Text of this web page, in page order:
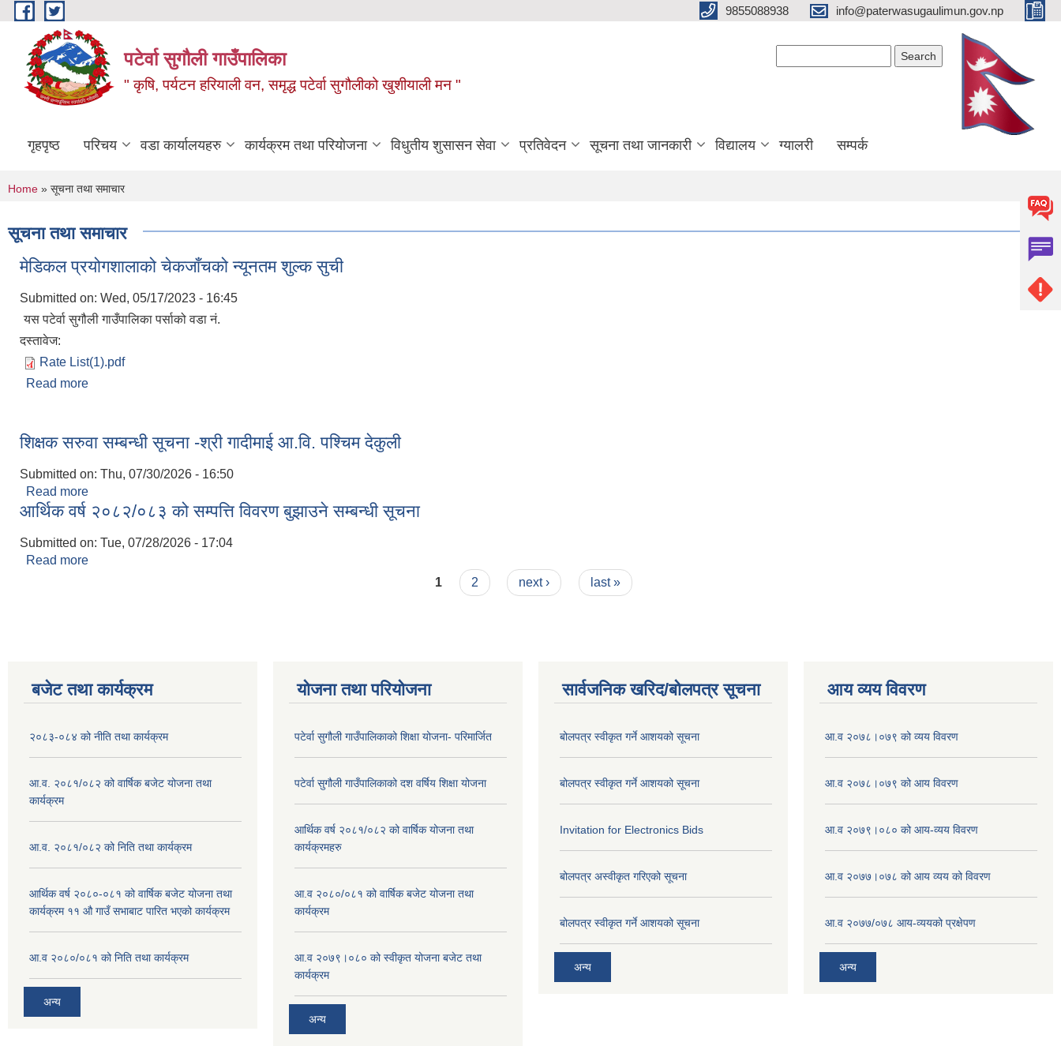
Skip to main content 9855088938 info@paterwasugaulimun.gov.np
पटेर्वा सुगौली गाउँपालिका
" कृषि, पर्यटन हरियाली वन, समृद्ध पटेर्वा सुगौलीको खुशीयाली मन "
गृहपृष्ठ परिचय वडा कार्यालयहरु कार्यक्रम तथा परियोजना विधुतीय शुसासन सेवा प्रतिवेदन सूचना तथा जानकारी विद्यालय ग्यालरी सम्पर्क
You are here
Home » सूचना तथा समाचार
सूचना तथा समाचार
मेडिकल प्रयोगशालाको चेकजाँचको न्यूनतम शुल्क सुची
Submitted on: Wed, 05/17/2023 - 16:45
यस पटेर्वा सुगौली गाउँपालिका पर्साको वडा नं.
दस्तावेज:
Rate List(1).pdf
Read more
शिक्षक सरुवा सम्बन्धी सूचना -श्री गादीमाई आ.वि. पश्चिम देकुली
Submitted on: Thu, 07/30/2026 - 16:50
Read more
आर्थिक वर्ष २०८२/०८३ को सम्पत्ति विवरण बुझाउने सम्बन्धी सूचना
Submitted on: Tue, 07/28/2026 - 17:04
Read more
1 2 next › last »
बजेट तथा कार्यक्रम
२०८३-०८४ को नीति तथा कार्यक्रम
आ.व. २०८१/०८२ को वार्षिक बजेट योजना तथा
कार्यक्रम
आ.व. २०८१/०८२ को निति तथा कार्यक्रम
आर्थिक वर्ष २०८०-०८१ को वार्षिक बजेट योजना तथा
कार्यक्रम ११ औ गाउँ सभाबाट पारित भएको कार्यक्रम
आ.व २०८०/०८१ को निति तथा कार्यक्रम
अन्य
योजना तथा परियोजना
पटेर्वा सुगौली गाउँपालिकाको शिक्षा योजना- परिमार्जित
पटेर्वा सुगौली गाउँपालिकाको दश वर्षिय शिक्षा योजना
आर्थिक वर्ष २०८१/०८२ को वार्षिक योजना तथा
कार्यक्रमहरु
आ.व २०८०/०८१ को वार्षिक बजेट योजना तथा
कार्यक्रम
आ.व २०७९।०८० को स्वीकृत योजना बजेट तथा
कार्यक्रम
अन्य
सार्वजनिक खरिद/बोलपत्र सूचना
बोलपत्र स्वीकृत गर्ने आशयको सूचना
बोलपत्र स्वीकृत गर्ने आशयको सूचना
Invitation for Electronics Bids
बोलपत्र अस्वीकृत गरिएको सूचना
बोलपत्र स्वीकृत गर्ने आशयको सूचना
अन्य
आय व्यय विवरण
आ.व २०७८।०७९ को व्यय विवरण
आ.व २०७८।०७९ को आय विवरण
आ.व २०७९।०८० को आय-व्यय विवरण
आ.व २०७७।०७८ को आय व्यय को विवरण
आ.व २०७७/०७८ आय-व्ययको प्रक्षेपण
अन्य